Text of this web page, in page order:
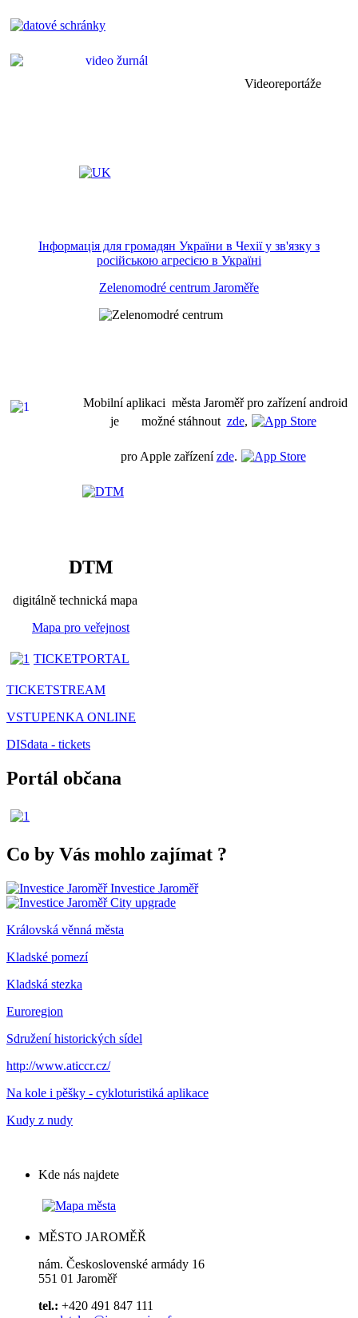
Videoreportáže
Інформація для громадян України в Чехії у зв'язку з
російською агресією в Україні
Zelenomodré centrum Jaroměře
Mobilní aplikaci města Jaroměř pro zařízení android
je možné stáhnout zde,
pro Apple zařízenízde.
DTM
digitálně technická mapa
Mapa pro veřejnost
TICKETPORTAL
TICKETSTREAM
VSTUPENKA ONLINE
DISdata - tickets
Portál občana
Co by Vás mohlo zajímat ?
Investice Jaroměř
City upgrade
Královská věnná města
Kladské pomezí
Kladská stezka
Euroregion
Sdružení historických sídel
http://www.aticcr.cz/
Na kole i pěšky - cykloturistiká aplikace
Kudy z nudy
Kde nás najdete
MĚSTO JAROMĚŘ
nám. Československé armády 16
551 01 Jaroměř
tel.: +420 491 847 111